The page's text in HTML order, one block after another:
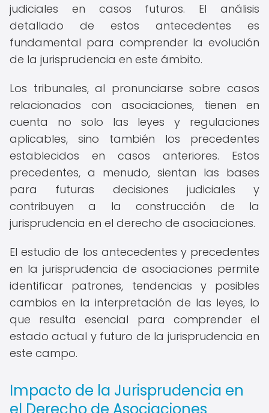
judiciales en casos futuros. El análisis
detallado de estos antecedentes es
fundamental para comprender la evolución
de la jurisprudencia en este ámbito.
Los tribunales, al pronunciarse sobre casos
relacionados con asociaciones, tienen en
cuenta no solo las leyes y regulaciones
aplicables, sino también los precedentes
establecidos en casos anteriores. Estos
precedentes, a menudo, sientan las bases
para futuras decisiones judiciales y
contribuyen a la construcción de la
jurisprudencia en el derecho de asociaciones.
El estudio de los antecedentes y precedentes
en la jurisprudencia de asociaciones permite
identificar patrones, tendencias y posibles
cambios en la interpretación de las leyes, lo
que resulta esencial para comprender el
estado actual y futuro de la jurisprudencia en
este campo.
Impacto de la Jurisprudencia en